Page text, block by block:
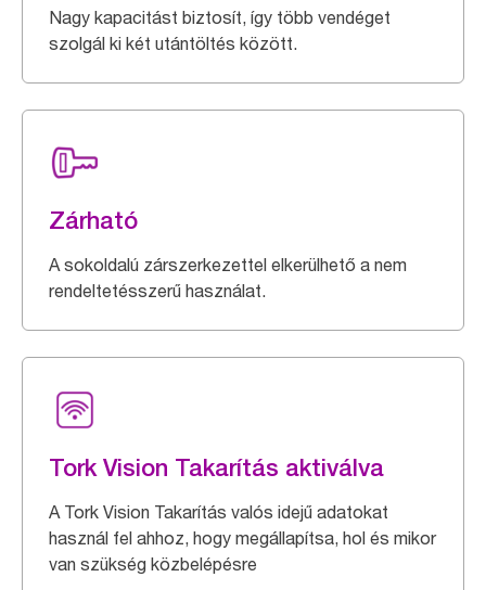
Nagy kapacitást biztosít, így több vendéget
szolgál ki két utántöltés között.
Zárható
A sokoldalú zárszerkezettel elkerülhető a nem
rendeltetésszerű használat.
Tork Vision Takarítás aktiválva
A Tork Vision Takarítás valós idejű adatokat
használ fel ahhoz, hogy megállapítsa, hol és mikor
van szükség közbelépésre